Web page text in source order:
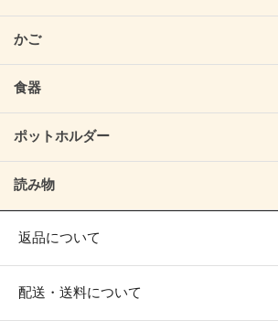
かご
食器
ポットホルダー
読み物
返品について
配送・送料について